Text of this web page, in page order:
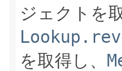
ジェクトを
を取得し、